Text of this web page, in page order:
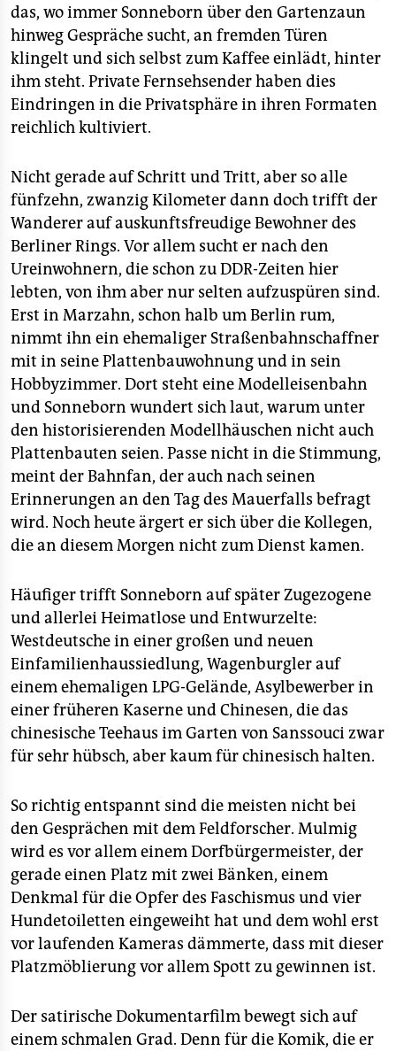
das, wo immer Sonneborn über den Gartenzaun
hinweg Gespräche sucht, an fremden Türen
klingelt und sich selbst zum Kaffee einlädt, hinter
ihm steht. Private Fernsehsender haben dies
Eindringen in die Privatsphäre in ihren Formaten
reichlich kultiviert.
Nicht gerade auf Schritt und Tritt, aber so alle
fünfzehn, zwanzig Kilometer dann doch trifft der
Wanderer auf auskunftsfreudige Bewohner des
Berliner Rings. Vor allem sucht er nach den
Ureinwohnern, die schon zu DDR-Zeiten hier
lebten, von ihm aber nur selten aufzuspüren sind.
Erst in Marzahn, schon halb um Berlin rum,
nimmt ihn ein ehemaliger Straßenbahnschaffner
mit in seine Plattenbauwohnung und in sein
Hobbyzimmer. Dort steht eine Modelleisenbahn
und Sonneborn wundert sich laut, warum unter
den historisierenden Modellhäuschen nicht auch
Plattenbauten seien. Passe nicht in die Stimmung,
meint der Bahnfan, der auch nach seinen
Erinnerungen an den Tag des Mauerfalls befragt
wird. Noch heute ärgert er sich über die Kollegen,
die an diesem Morgen nicht zum Dienst kamen.
Häufiger trifft Sonneborn auf später Zugezogene
und allerlei Heimatlose und Entwurzelte:
Westdeutsche in einer großen und neuen
Einfamilienhaussiedlung, Wagenburgler auf
einem ehemaligen LPG-Gelände, Asylbewerber in
einer früheren Kaserne und Chinesen, die das
chinesische Teehaus im Garten von Sanssouci zwar
für sehr hübsch, aber kaum für chinesisch halten.
So richtig entspannt sind die meisten nicht bei
den Gesprächen mit dem Feldforscher. Mulmig
wird es vor allem einem Dorfbürgermeister, der
gerade einen Platz mit zwei Bänken, einem
Denkmal für die Opfer des Faschismus und vier
Hundetoiletten eingeweiht hat und dem wohl erst
vor laufenden Kameras dämmerte, dass mit dieser
Platzmöblierung vor allem Spott zu gewinnen ist.
Der satirische Dokumentarfilm bewegt sich auf
einem schmalen Grad. Denn für die Komik, die er